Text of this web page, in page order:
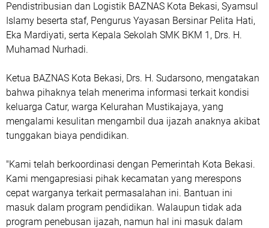
Pendistribusian dan Logistik BAZNAS Kota Bekasi, Syamsul
Islamy beserta staf, Pengurus Yayasan Bersinar Pelita Hati,
Eka Mardiyati, serta Kepala Sekolah SMK BKM 1, Drs. H.
Muhamad Nurhadi.
‎Ketua BAZNAS Kota Bekasi, Drs. H. Sudarsono, mengatakan
bahwa pihaknya telah menerima informasi terkait kondisi
keluarga Catur, warga Kelurahan Mustikajaya, yang
mengalami kesulitan mengambil dua ijazah anaknya akibat
tunggakan biaya pendidikan.
‎"Kami telah berkoordinasi dengan Pemerintah Kota Bekasi.
Kami mengapresiasi pihak kecamatan yang merespons
cepat warganya terkait permasalahan ini. Bantuan ini
masuk dalam program pendidikan. Walaupun tidak ada
program penebusan ijazah, namun hal ini masuk dalam